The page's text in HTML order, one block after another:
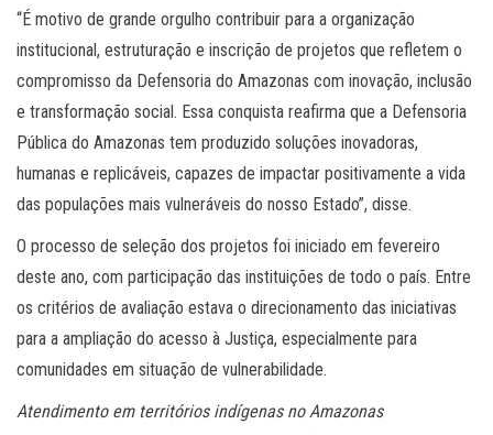
“É motivo de grande orgulho contribuir para a organização
institucional, estruturação e inscrição de projetos que refletem o
compromisso da Defensoria do Amazonas com inovação, inclusão
e transformação social. Essa conquista reafirma que a Defensoria
Pública do Amazonas tem produzido soluções inovadoras,
humanas e replicáveis, capazes de impactar positivamente a vida
das populações mais vulneráveis do nosso Estado”, disse.
O processo de seleção dos projetos foi iniciado em fevereiro
deste ano, com participação das instituições de todo o país. Entre
os critérios de avaliação estava o direcionamento das iniciativas
para a ampliação do acesso à Justiça, especialmente para
comunidades em situação de vulnerabilidade.
Atendimento em territórios indígenas no Amazonas